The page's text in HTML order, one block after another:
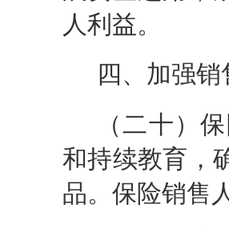
人利益。
四、加强
（二十）
和持续教育，
品。保险销售